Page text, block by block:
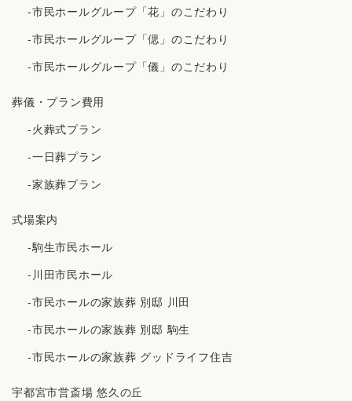
-市民ホールグループ「花」のこだわり
-市民ホールグループ「偲」のこだわり
-市民ホールグループ「儀」のこだわり
葬儀・プラン費用
-火葬式プラン
-一日葬プラン
-家族葬プラン
式場案内
-駒生市民ホール
-川田市民ホール
-市民ホールの家族葬 別邸 川田
-市民ホールの家族葬 別邸 駒生
-市民ホールの家族葬 グッドライフ住吉
宇都宮市営斎場 悠久の丘